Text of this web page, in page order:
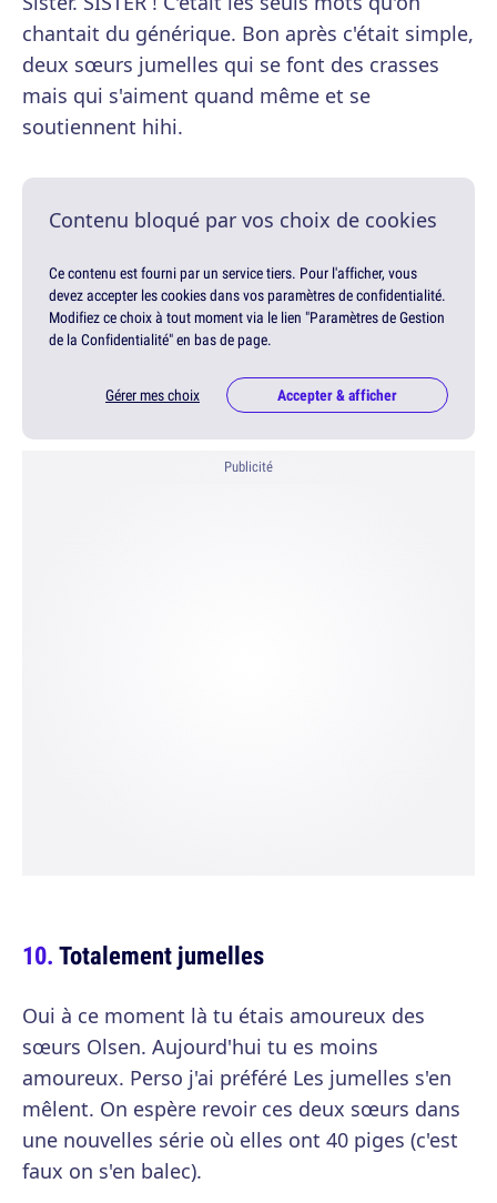
chantait du générique. Bon après c'était simple,
deux sœurs jumelles qui se font des crasses
mais qui s'aiment quand même et se
soutiennent hihi.
Contenu bloqué par vos choix de cookies
Ce contenu est fourni par un service tiers. Pour l'afficher, vous
devez accepter les cookies dans vos paramètres de confidentialité.
Modifiez ce choix à tout moment via le lien "Paramètres de Gestion
de la Confidentialité" en bas de page.
Gérer mes choix Accepter & afficher
Publicité
Totalement jumelles
Oui à ce moment là tu étais amoureux des
sœurs Olsen. Aujourd'hui tu es moins
amoureux. Perso j'ai préféré Les jumelles s'en
mêlent. On espère revoir ces deux sœurs dans
une nouvelles série où elles ont 40 piges (c'est
faux on s'en balec).